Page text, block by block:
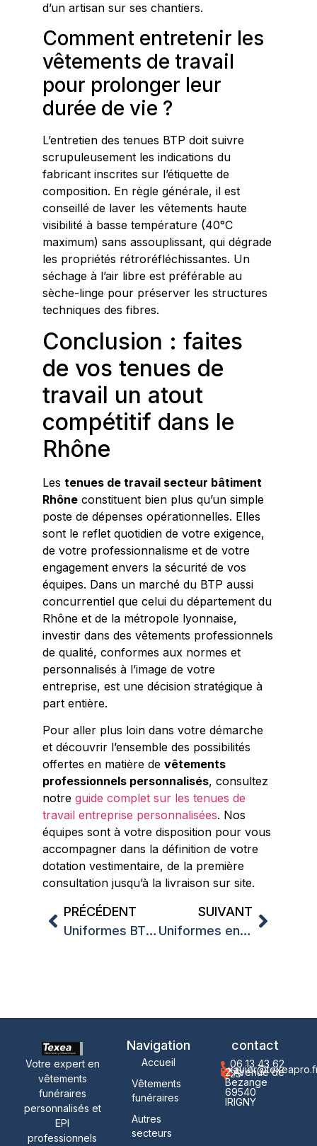
d’un artisan sur ses chantiers.
Comment entretenir les
vêtements de travail
pour prolonger leur
durée de vie ?
L’entretien des tenues BTP doit suivre
scrupuleusement les indications du
fabricant inscrites sur l’étiquette de
composition. En règle générale, il est
conseillé de laver les vêtements haute
visibilité à basse température (40°C
maximum) sans assouplissant, qui dégrade
les propriétés rétroréfléchissantes. Un
séchage à l’air libre est préférable au
sèche-linge pour préserver les structures
techniques des fibres.
Conclusion : faites
de vos tenues de
travail un atout
compétitif dans le
Rhône
Les tenues de travail secteur bâtiment
Rhône constituent bien plus qu’un simple
poste de dépenses opérationnelles. Elles
sont le reflet quotidien de votre exigence,
de votre professionnalisme et de votre
engagement envers la sécurité de vos
équipes. Dans un marché du BTP aussi
concurrentiel que celui du département du
Rhône et de la métropole lyonnaise,
investir dans des vêtements professionnels
de qualité, conformes aux normes et
personnalisés à l’image de votre
entreprise, est une décision stratégique à
part entière.
Pour aller plus loin dans votre démarche
et découvrir l’ensemble des possibilités
offertes en matière de vêtements
professionnels personnalisés, consultez
notre guide complet sur les tenues de
travail entreprise personnalisées. Nos
équipes sont à votre disposition pour vous
accompagner dans la définition de votre
dotation vestimentaire, de la première
consultation jusqu’à la livraison sur site.
PRÉCÉDENT
Uniformes BTP avec logo entreprise : comment équiper vos équipes et renforcer votre image de marque
SUIVANT
Uniformes entreprise construction broderie Lyon : équipez vos équipes avec professionnalisme
Votre expert en
vêtements
funéraires
personnalisés et
EPI
professionnels
Navigation
Accueil
Vêtements
funéraires
Autres
secteurs
contact
06 13 43 62
25
2 Avenue de
Bezange
69540
IRIGNY